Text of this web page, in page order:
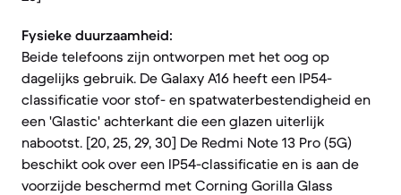
Fysieke duurzaamheid:
Beide telefoons zijn ontworpen met het oog op
dagelijks gebruik. De Galaxy A16 heeft een IP54-
classificatie voor stof- en spatwaterbestendigheid en
een 'Glastic' achterkant die een glazen uiterlijk
nabootst. [20, 25, 29, 30] De Redmi Note 13 Pro (5G)
beschikt ook over een IP54-classificatie en is aan de
voorzijde beschermd met Corning Gorilla Glass